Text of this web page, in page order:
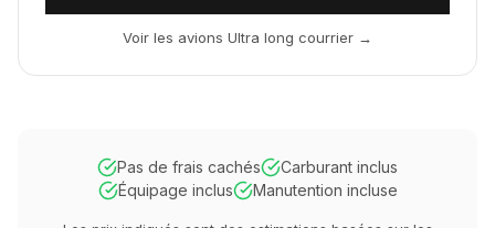
Voir les avions Ultra long courrier →
Pas de frais cachés
Carburant inclus
Équipage inclus
Manutention incluse